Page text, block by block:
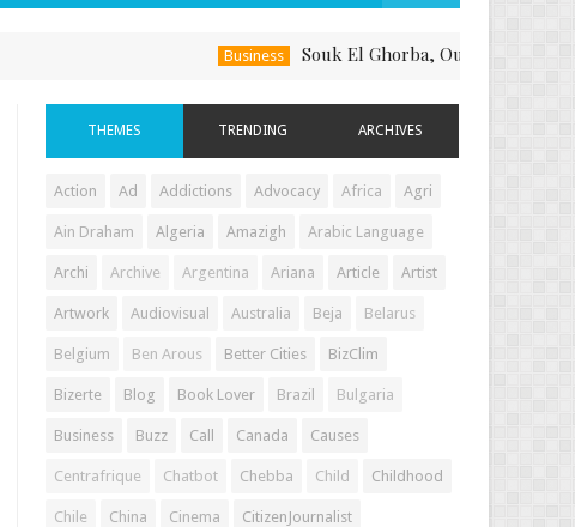
Souk El Ghorba, Ou Comment Soutenir
THEMES TRENDING ARCHIVES
Action Ad Addictions Advocacy Africa Agri
Ain Draham Algeria Amazigh Arabic Language
Archi Archive Argentina Ariana Article Artist
Artwork Audiovisual Australia Beja Belarus
Belgium Ben Arous Better Cities BizClim
Bizerte Blog Book Lover Brazil Bulgaria
Business Buzz Call Canada Causes
Centrafrique Chatbot Chebba Child Childhood
Chile China Cinema CitizenJournalist